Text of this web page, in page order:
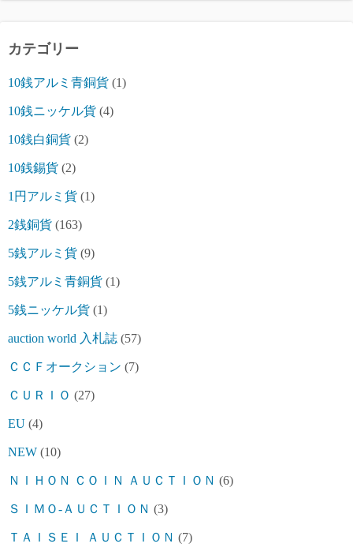
カテゴリー
10銭アルミ青銅貨 (1)
10銭ニッケル貨 (4)
10銭白銅貨 (2)
10銭錫貨 (2)
1円アルミ貨 (1)
2銭銅貨 (163)
5銭アルミ貨 (9)
5銭アルミ青銅貨 (1)
5銭ニッケル貨 (1)
auction world 入札誌 (57)
ＣＣＦオークション (7)
ＣＵＲＩＯ (27)
EU (4)
NEW (10)
ＮＩＨＯＮ ＣＯＩＮ ＡＵＣＴＩＯＮ (6)
ＳＩＭＯ-ＡＵＣＴＩＯＮ (3)
ＴＡＩＳＥＩ ＡＵＣＴＩＯＮ (7)